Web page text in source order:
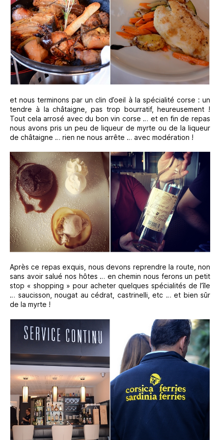
et nous terminons par un clin d’oeil à la spécialité corse : un
tendre à la châtaigne, pas trop bourratif, heureusement !
Tout cela arrosé avec du bon vin corse … et en fin de repas
nous avons pris un peu de liqueur de myrte ou de la liqueur
de châtaigne … rien ne nous arrête … avec modération !
Après ce repas exquis, nous devons reprendre la route, non
sans avoir salué nos hôtes … en chemin nous ferons un petit
stop « shopping » pour acheter quelques spécialités de l’île
… saucisson, nougat au cédrat, castrinelli, etc … et bien sûr
de la myrte !